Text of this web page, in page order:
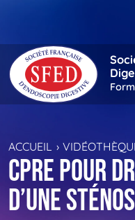
ACCUEIL
CPRE pour
d’une